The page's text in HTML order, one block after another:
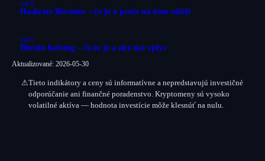
SIEŤ
Hashrate Bitcoinu – čo je a prečo na ňom záleží
SIEŤ
Bitcoin halving – čo to je a aký má vplyv
Aktualizované: 2026-05-30
⚠Tieto indikátory a ceny sú informatívne a nepredstavujú investičné
odporúčanie ani finančné poradenstvo. Kryptomeny sú vysoko
volatilné aktíva — hodnota investície môže klesnúť na nulu.